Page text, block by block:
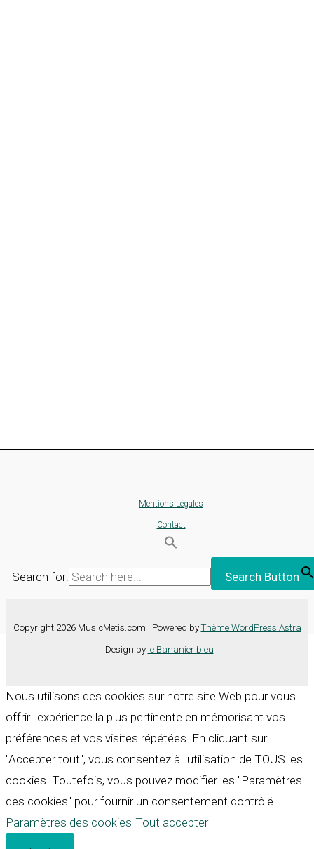
Mentions Légales
Contact
Search for: Search Button
Copyright 2026 MusicMetis.com | Powered by Thème WordPress Astra
| Design by le Bananier bleu
Nous utilisons des cookies sur notre site Web pour vous
offrir l'expérience la plus pertinente en mémorisant vos
préférences et vos visites répétées. En cliquant sur
"Accepter tout", vous consentez à l'utilisation de TOUS les
cookies. Toutefois, vous pouvez modifier les "Paramètres
des cookies" pour fournir un consentement contrôlé.
Paramètres des cookies Tout accepter